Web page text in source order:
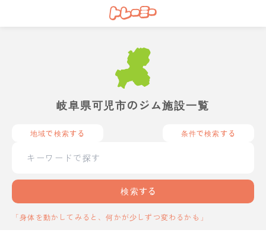
岐阜県可児市のジム施設一覧
地域で検索する 条件で検索する
検索する
「身体を動かしてみると、何かが少しずつ変わるかも」